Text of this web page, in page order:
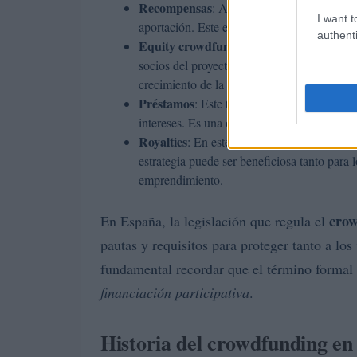
I want
Recompensas: Aquí, los contribuyentes
aportación. Este enfoque no solo fomenta
Equity crowdfunding
: En este caso, los
socios del proyecto. Este modelo es
crecimiento de la empresa.
Préstamos: Este tipo de financiamiento
intereses. Es una opción común para
Royalties: En este modelo, los backers
estrategia puede ser beneficiosa tanto
emprendimiento.
En España, la legislación que regula el
pautas y requisitos para proteger tanto a
fundamental recordar que el término
financiación participativa.
Historia del crowdfunding en